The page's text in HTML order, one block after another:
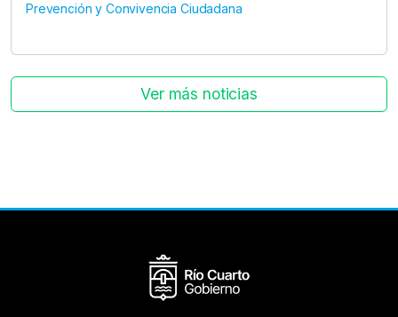
Prevención y Convivencia Ciudadana
Ver más noticias